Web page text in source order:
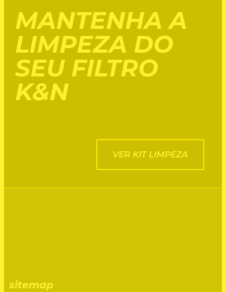
MANTENHA A
LIMPEZA DO
SEU FILTRO
K&N
VER KIT LIMPEZA
sitemap